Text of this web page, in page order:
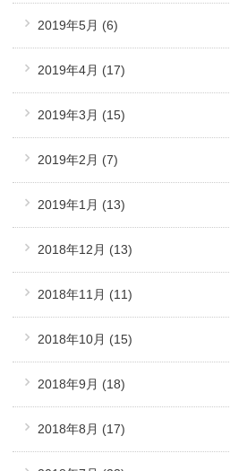
2019年5月 (6)
2019年4月 (17)
2019年3月 (15)
2019年2月 (7)
2019年1月 (13)
2018年12月 (13)
2018年11月 (11)
2018年10月 (15)
2018年9月 (18)
2018年8月 (17)